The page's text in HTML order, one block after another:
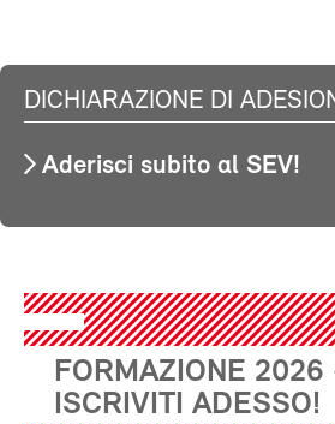
DICHIARAZIONE DI
Aderisci subito al SEV!
FORMAZIONE 2026
ISCRIVITI ADESSO!